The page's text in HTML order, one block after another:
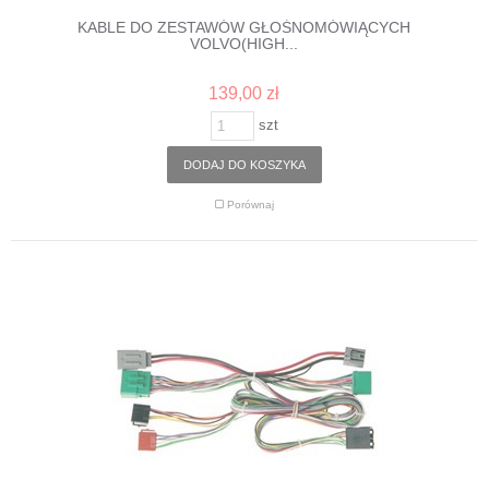
KABLE DO ZESTAWÓW GŁOŚNOMÓWIĄCYCH
VOLVO(HIGH...
139,00 zł
szt
DODAJ DO KOSZYKA
Porównaj